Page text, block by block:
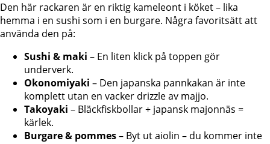
Den här rackaren är en riktig kameleont i köket – lika
hemma i en sushi som i en burgare. Några favoritsätt att
använda den på:
Sushi & maki – En liten klick på toppen gör
underverk.
Okonomiyaki – Den japanska pannkakan är inte
komplett utan en vacker drizzle av majjo.
Takoyaki – Bläckfiskbollar + japansk majonnäs =
kärlek.
Burgare & pommes– Byt ut aiolin – du kommer inte